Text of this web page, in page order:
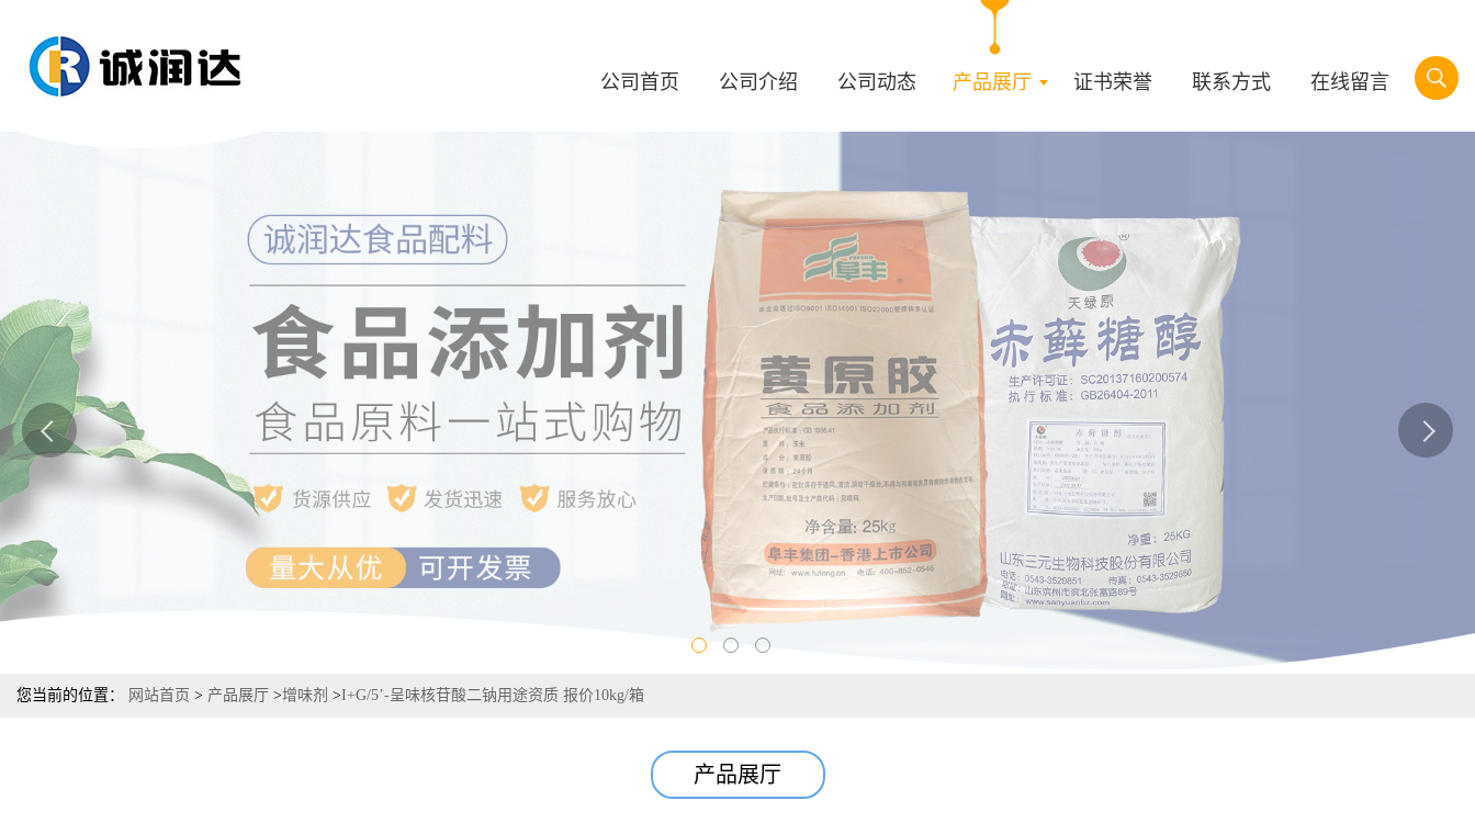
公司首页 公司介绍 公司动态 产品展厅 证书荣誉 联系方式 在线留言
您当前的位置： 网站首页 > 产品展厅 >增味剂 >I+G/5’-呈味核苷酸二钠用途资质 报价10kg/箱
产品展厅